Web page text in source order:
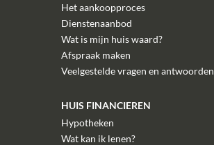
Het aankoopproces
Dienstenaanbod
Wat is mijn huis waard?
Afspraak maken
Veelgestelde vragen en antwoorden
HUIS FINANCIEREN
Hypotheken
Wat kan ik lenen?